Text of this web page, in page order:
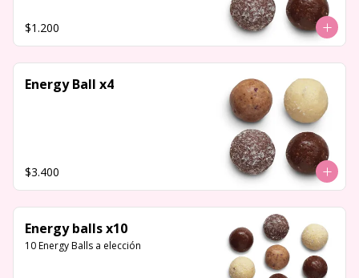
$1.200
Energy Ball x4
$3.400
Energy balls x10
10 Energy Balls a elección